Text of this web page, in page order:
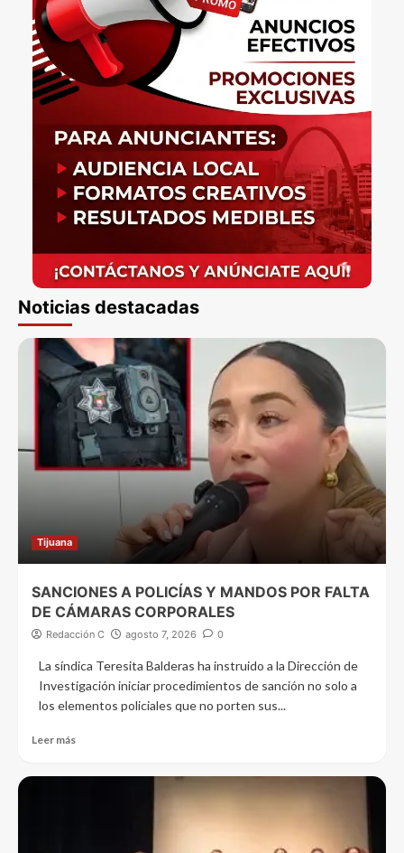
Noticias destacadas
Tijuana
SANCIONES A POLICÍAS Y MANDOS POR FALTA
DE CÁMARAS CORPORALES
Redacción C agosto 7, 2026 0
La síndica Teresita Balderas ha instruido a la Dirección de
Investigación iniciar procedimientos de sanción no solo a
los elementos policiales que no porten sus...
Leer más